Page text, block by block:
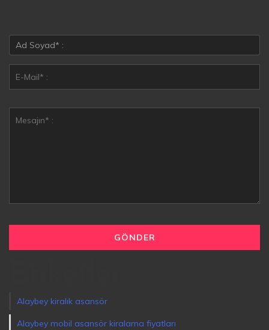
Alaybey kiralık asansör
Alaybey mobil asansör kiralama fiyatları